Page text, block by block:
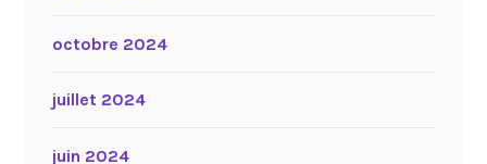
octobre 2024
juillet 2024
juin 2024